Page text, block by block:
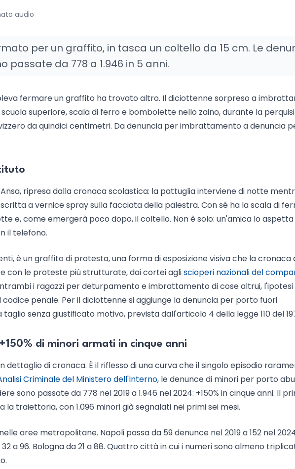
audio
per un graffito, in tasca un coltello da 15 cm. Le
passate da 778 a 1.946 in 5 anni.
fermare un graffito ha trovato altro. Il diciottenne sorpreso a
superiore, scala di ferro e bombolette nello zaino, durante la
da quindici centimetri. Da denuncia per imbrattamento a denuncia
ripresa dalla cronaca scolastica: la pattuglia interviene di notte
a vernice spray sulla facciata della palestra. Con sé ha la scala di
e, come emergerà poco dopo, il coltello. Non è solo: un'amica lo aspetta
il telefono.
è un graffito di protesta, una forma di esposizione visiva che la cronaca
con le proteste più strutturate, dai cortei agliscioperi nazionali del
i ragazzi per deturpamento e imbrattamento di cose altrui, l'ipotesi
penale. Per il diciottenne si aggiunge la denuncia per porto fuori
senza giustificato motivo, prevista dall'articolo 4 della legge 110 del
di minori armati in cinque anni
dettaglio di cronaca. È il riflesso di una curva che il singolo episodio
Criminale del Ministero dell'Interno, le denunce di minori per porto
sono passate da 778 nel 2019 a 1.946 nel 2024: +150% in cinque anni. Il
traiettoria, con 1.096 minori già segnalati nei primi sei mesi.
aree metropolitane. Napoli passa da 59 denunce nel 2019 a 152 nel
32 a 96. Bologna da 21 a 88. Quattro città in cui i numeri sono almeno